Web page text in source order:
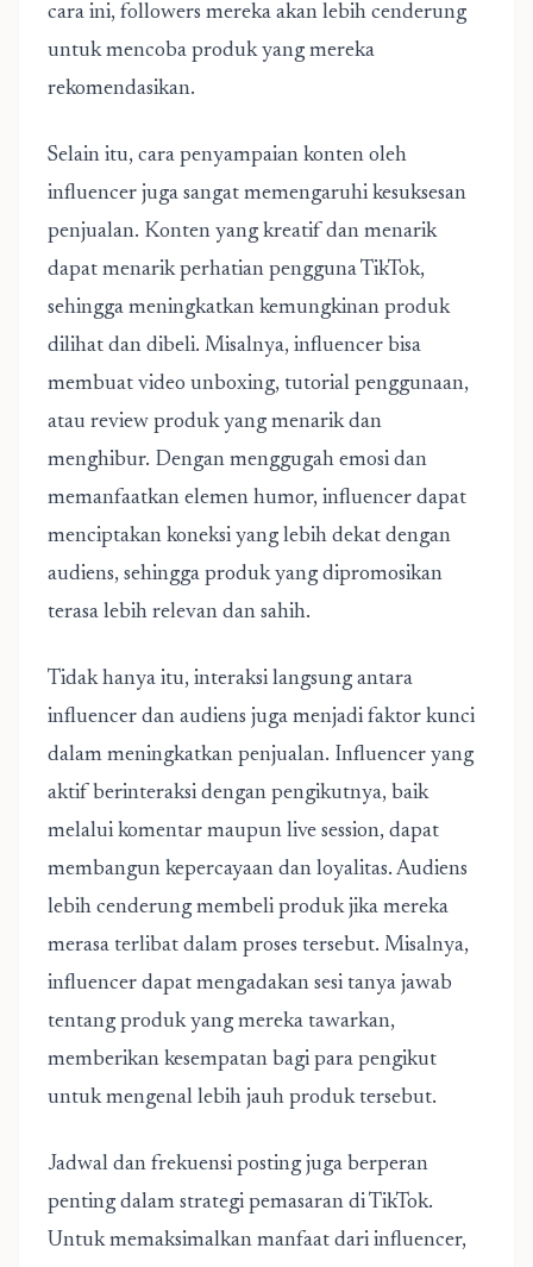
cara ini, followers mereka akan lebih cenderung
untuk mencoba produk yang mereka
rekomendasikan.
Selain itu, cara penyampaian konten oleh
influencer juga sangat memengaruhi kesuksesan
penjualan. Konten yang kreatif dan menarik
dapat menarik perhatian pengguna TikTok,
sehingga meningkatkan kemungkinan produk
dilihat dan dibeli. Misalnya, influencer bisa
membuat video unboxing, tutorial penggunaan,
atau review produk yang menarik dan
menghibur. Dengan menggugah emosi dan
memanfaatkan elemen humor, influencer dapat
menciptakan koneksi yang lebih dekat dengan
audiens, sehingga produk yang dipromosikan
terasa lebih relevan dan sahih.
Tidak hanya itu, interaksi langsung antara
influencer dan audiens juga menjadi faktor kunci
dalam meningkatkan penjualan. Influencer yang
aktif berinteraksi dengan pengikutnya, baik
melalui komentar maupun live session, dapat
membangun kepercayaan dan loyalitas. Audiens
lebih cenderung membeli produk jika mereka
merasa terlibat dalam proses tersebut. Misalnya,
influencer dapat mengadakan sesi tanya jawab
tentang produk yang mereka tawarkan,
memberikan kesempatan bagi para pengikut
untuk mengenal lebih jauh produk tersebut.
Jadwal dan frekuensi posting juga berperan
penting dalam strategi pemasaran di TikTok.
Untuk memaksimalkan manfaat dari influencer,